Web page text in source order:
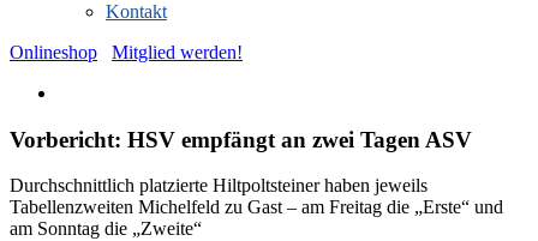
Kontakt
Onlineshop
Mitglied werden!
Vorbericht: HSV empfängt an zwei Tagen ASV
Durchschnittlich platzierte Hiltpoltsteiner haben jeweils
Tabellenzweiten Michelfeld zu Gast – am Freitag die „Erste“ und
am Sonntag die „Zweite“